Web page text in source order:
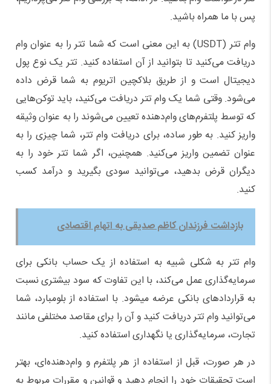
پس با ما همراه باشید.
وام تتر (USDT) به این معنی است که شما تتر را به عنوان وام
دریافت می‌کنید تا بتوانید از آن استفاده کنید. تتر یک نوع پول
دیجیتال است و از طریق بلاکچین اتریوم به شما قرض داده
می‌شود. وقتی شما یک وام تتر دریافت می‌کنید، باید توکن‌هایی
که توسط پلتفرم‌های وام‌دهنده تعیین می‌شوند را به عنوان وثیقه
واریز کنید. به طور ساده، برای دریافت وام تتر، شما چیزی را به
عنوان تضمین واریز می‌کنید. همچنین، اگر شما تتر خود را به
دیگران قرض بدهید، می‌توانید سودی بگیرید و درآمد کسب
کنید.
بازداشت فرزندان کاظم صدیقی به اتهام اقتصادی
وام تتر به شکلی شبیه به استفاده از یک حساب بانکی برای
سرمایه‌گذاری عمل می‌کند، با این تفاوت که سود بیشتری نسبت
به قراردادهای بانکی عرضه میشود. با استفاده از بلومبارد، شما
می‌توانید وام تتر دریافت کنید و آن را برای مقاصد مختلفی مانند
تجارت، سرمایه‌گذاری یا نگهداری استفاده کنید.
در هر صورت، قبل از استفاده از هر پلتفرم و وام‌دهنده‌ای، بهتر
است تحقیقات خود را انجام دهید و قوانین و مقررات مربوط به